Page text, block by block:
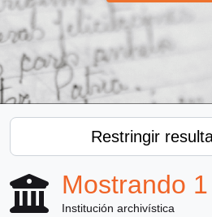
Restringir
Mostrando
Institución archivística